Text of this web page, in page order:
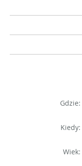
Gdzie:
Kiedy:
Wiek: